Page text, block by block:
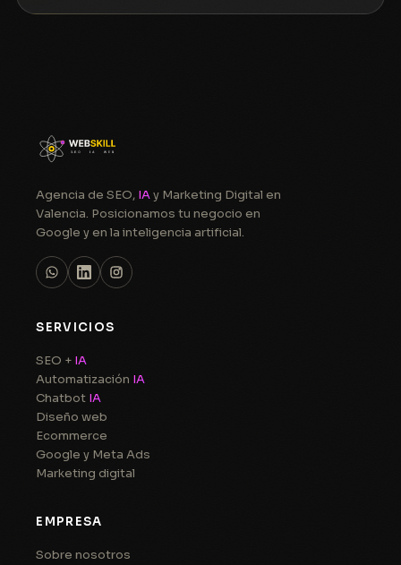
Agencia de SEO, IAy Marketing Digital en
Valencia. Posicionamos tu negocio en
Google y en la inteligencia artificial.
SERVICIOS
SEO + IA
Automatización IA
Chatbot IA
Diseño web
Ecommerce
Google y Meta Ads
Marketing digital
EMPRESA
Sobre nosotros